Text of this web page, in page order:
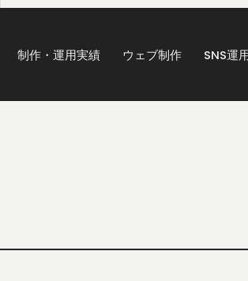
制作・運用実績 ウェブ制作 SNS運